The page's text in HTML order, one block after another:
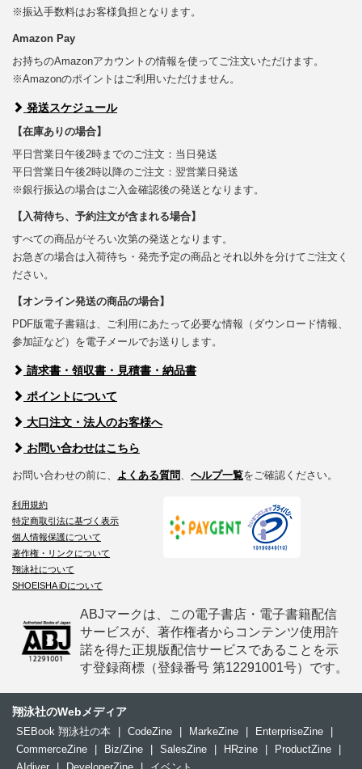
※振込手数料はお客様負担となります。
Amazon Pay
お持ちのAmazonアカウントの情報を使ってご注文いただけます。
※Amazonのポイントはご利用いただけません。
発送スケジュール
【在庫ありの場合】
平日営業日午後2時までのご注文：当日発送
平日営業日午後2時以降のご注文：翌営業日発送
※銀行振込の場合はご入金確認後の発送となります。
【入荷待ち、予約注文が含まれる場合】
すべての商品がそろい次第の発送となります。
お急ぎの場合は入荷待ち・発売予定の商品とそれ以外を分けてご注文く
ださい。
【オンライン発送の商品の場合】
PDF版電子書籍は、ご利用にあたって必要な情報（ダウンロード情報、
参加証など）を電子メールでお送りします。
請求書・領収書・見積書・納品書
ポイントについて
大口注文・法人のお客様へ
お問い合わせはこちら
お問い合わせの前に、 よくある質問、 ヘルプ一覧をご確認ください。
利用規約
特定商取引法に基づく表示
個人情報保護について
著作権・リンクについて
翔泳社について
SHOEISHA iDについて
ABJマークは、この電子書店・電子書籍配信
サービスが、著作権者からコンテンツ使用許
諾を得た正規版配信サービスであることを示
す登録商標（登録番号 第12291001号）です。
翔泳社のWebメディア
SEBook 翔泳社の本 CodeZine MarkeZine EnterpriseZine
CommerceZine
Biz/Zine SalesZine HRzine ProductZine